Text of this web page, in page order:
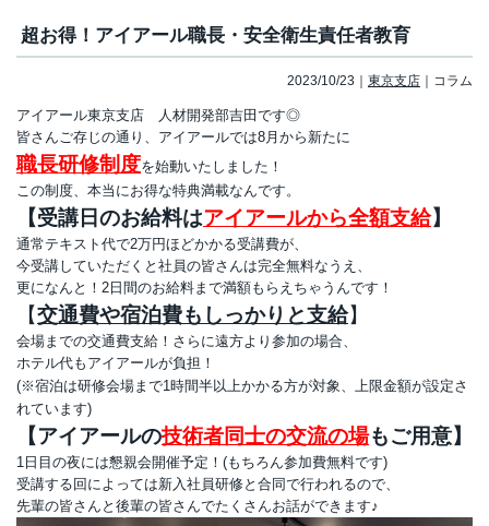
超お得！アイアール職長・安全衛生責任者教育
2023/10/23 東京支店 コラム
アイアール東京支店 人材開発部吉田です◎
皆さんご存じの通り、アイアールでは8月から新たに
職長研修制度を始動いたしました！
この制度、本当にお得な特典満載なんです。
【受講日のお給料はアイアールから全額支給】
通常テキスト代で2万円ほどかかる受講費が、
今受講していただくと社員の皆さんは完全無料なうえ、
更になんと！2日間のお給料まで満額もらえちゃうんです！
【交通費や宿泊費もしっかりと支給】
会場までの交通費支給！さらに遠方より参加の場合、
ホテル代もアイアールが負担！
(※宿泊は研修会場まで1時間半以上かかる方が対象、上限金額が設定さ
れています)
【アイアールの技術者同士の交流の場もご用意】
1日目の夜には懇親会開催予定！(もちろん参加費無料です)
受講する回によっては新入社員研修と合同で行われるので、
先輩の皆さんと後輩の皆さんでたくさんお話ができます♪